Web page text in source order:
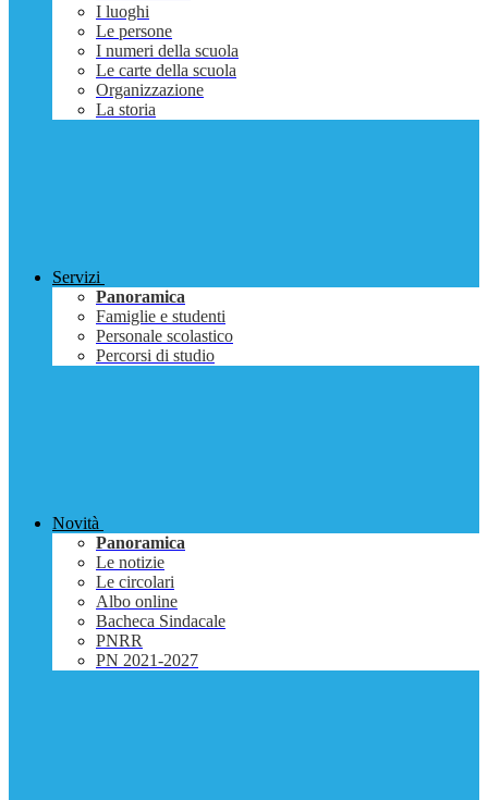
I luoghi
Le persone
I numeri della scuola
Le carte della scuola
Organizzazione
La storia
Servizi
Panoramica
Famiglie e studenti
Personale scolastico
Percorsi di studio
Novità
Panoramica
Le notizie
Le circolari
Albo online
Bacheca Sindacale
PNRR
PN 2021-2027